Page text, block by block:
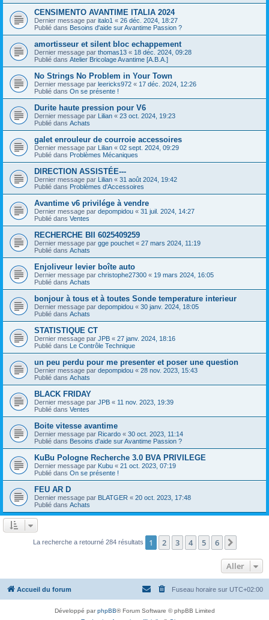
CENSIMENTO AVANTIME ITALIA 2024
Dernier message par italo1 « 26 déc. 2024, 18:27
Publié dans Besoins d'aide sur Avantime Passion ?
amortisseur et silent bloc echappement
Dernier message par thomas13 « 18 déc. 2024, 09:28
Publié dans Atelier Bricolage Avantime [A.B.A.]
No Strings No Problem in Your Town
Dernier message par leericks972 « 17 déc. 2024, 12:26
Publié dans On se présente !
Durite haute pression pour V6
Dernier message par Lilian « 23 oct. 2024, 19:23
Publié dans Achats
galet enrouleur de courroie accessoires
Dernier message par Lilian « 02 sept. 2024, 09:29
Publié dans Problèmes Mécaniques
DIRECTION ASSISTÉE---
Dernier message par Lilian « 31 août 2024, 19:42
Publié dans Problèmes d'Accessoires
Avantime v6 privilége à vendre
Dernier message par depompidou « 31 juil. 2024, 14:27
Publié dans Ventes
RECHERCHE BII 6025409259
Dernier message par gge pouchet « 27 mars 2024, 11:19
Publié dans Achats
Enjoliveur levier boîte auto
Dernier message par christophe27300 « 19 mars 2024, 16:05
Publié dans Achats
bonjour à tous et à toutes Sonde temperature interieur
Dernier message par depompidou « 30 janv. 2024, 18:05
Publié dans Achats
STATISTIQUE CT
Dernier message par JPB « 27 janv. 2024, 18:16
Publié dans Le Contrôle Technique
un peu perdu pour me presenter et poser une question
Dernier message par depompidou « 28 nov. 2023, 15:43
Publié dans Achats
BLACK FRIDAY
Dernier message par JPB « 11 nov. 2023, 19:39
Publié dans Ventes
Boite vitesse avantime
Dernier message par Ricardo « 30 oct. 2023, 11:14
Publié dans Besoins d'aide sur Avantime Passion ?
KuBu Pologne Recherche 3.0 BVA PRIVILEGE
Dernier message par Kubu « 21 oct. 2023, 07:19
Publié dans On se présente !
FEU AR D
Dernier message par BLATGER « 20 oct. 2023, 17:48
Publié dans Achats
La recherche a retourné 284 résultats 1 2 3 4 5 6
Aller
Accueil du forum Fuseau horaire sur UTC+02:00
Développé parphpBB® Forum Software © phpBB Limited